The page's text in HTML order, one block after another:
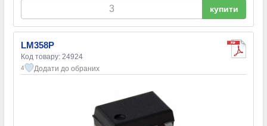
купити
LM358P
Код товару: 24924
4 Додати до обраних